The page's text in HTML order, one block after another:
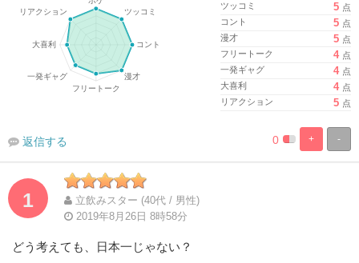
ツッコミ
5 点
コント
5 点
漫才
5 点
フリートーク
4 点
一発ギャグ
4 点
大喜利
4 点
リアクション
5 点
-
+
%100%
0
返信する
1
立飲みスター (40代 / 男性)
2019年8月26日 8時58分
どう考えても、日本一じゃない？